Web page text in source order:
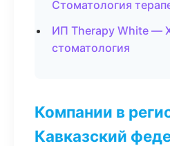
Стоматология
ИП Therapy White —
стоматология
Компании в
Кавказский